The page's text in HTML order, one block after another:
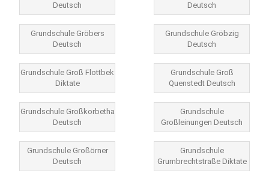
Deutsch
Deutsch
Grundschule Gröbers
Deutsch
Grundschule Gröbzig
Deutsch
Grundschule Groß Flottbek
Diktate
Grundschule Groß
Quenstedt Deutsch
Grundschule Großkorbetha
Deutsch
Grundschule
Großleinungen Deutsch
Grundschule Großörner
Deutsch
Grundschule
Grumbrechtstraße Diktate